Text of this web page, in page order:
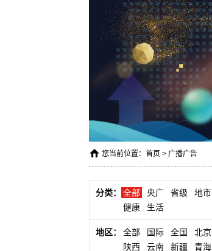
您当前位置： 首页 > 广播广告
分类： 全部 央广 省级 地市
健康
生活
地区： 全部 国际 全国 北京
陕西
云南 新疆 青海